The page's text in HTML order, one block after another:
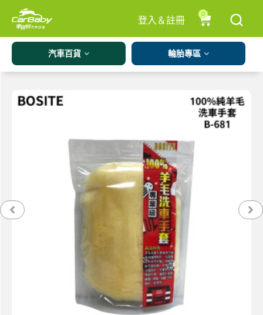
登入＆註冊
0
汽車百貨 輪胎專區